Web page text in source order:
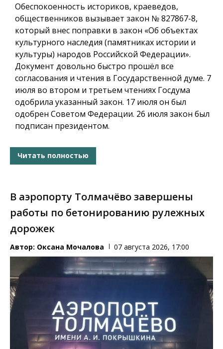
Обеспокоенность историков, краеведов,
общественников вызывает закон № 827867-8,
который внес поправки в закон «Об объектах
культурного наследия (памятниках истории и
культуры) народов Российской Федерации».
Документ довольно быстро прошёл все
согласования и чтения в Государственной думе. 7
июля во втором и третьем чтениях Госдума
одобрила указанный закон. 17 июля он был
одобрен Советом Федерации. 26 июля закон был
подписан президентом.
Читать полностью
В аэропорту Толмачёво завершены
работы по бетонированию рулежных
дорожек
Автор: Оксана Мочалова 07 августа 2026, 17:00